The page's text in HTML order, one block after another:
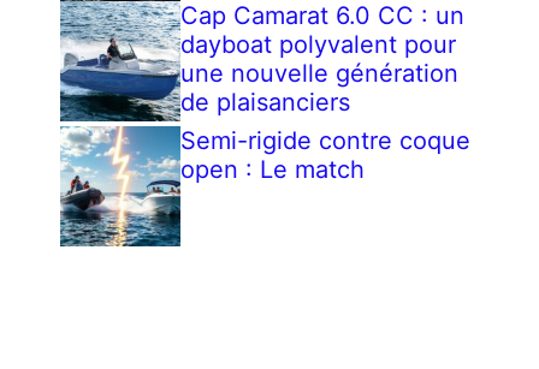
Cap Camarat 6.0 CC : un
dayboat polyvalent pour
une nouvelle génération
de plaisanciers
Semi-rigide contre coque
open : Le match